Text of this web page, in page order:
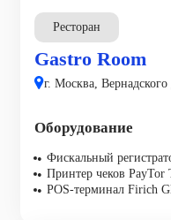
Ресторан
Gastro Room
г. Москва,
Оборудование
Фискальный
Принтер чеков PayTor
POS-терминал Firich